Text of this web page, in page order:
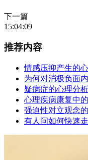
下一篇
15:04:09
推荐内容
情感压抑产生的
为何对消极负面
疑病症的心理分
心理疾病康复中
强迫性对立观念
有人问如何快速